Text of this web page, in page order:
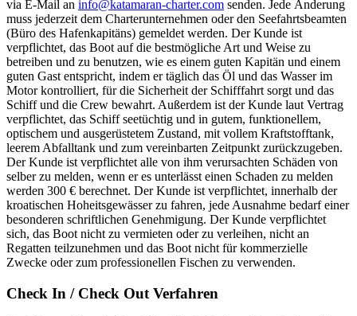
via E-Mail an info@katamaran-charter.com senden. Jede Änderung
muss jederzeit dem Charterunternehmen oder den Seefahrtsbeamten
(Büro des Hafenkapitäns) gemeldet werden. Der Kunde ist
verpflichtet, das Boot auf die bestmögliche Art und Weise zu
betreiben und zu benutzen, wie es einem guten Kapitän und einem
guten Gast entspricht, indem er täglich das Öl und das Wasser im
Motor kontrolliert, für die Sicherheit der Schifffahrt sorgt und das
Schiff und die Crew bewahrt. Außerdem ist der Kunde laut Vertrag
verpflichtet, das Schiff seetüchtig und in gutem, funktionellem,
optischem und ausgerüstetem Zustand, mit vollem Kraftstofftank,
leerem Abfalltank und zum vereinbarten Zeitpunkt zurückzugeben.
Der Kunde ist verpflichtet alle von ihm verursachten Schäden von
selber zu melden, wenn er es unterlässt einen Schaden zu melden
werden 300 € berechnet. Der Kunde ist verpflichtet, innerhalb der
kroatischen Hoheitsgewässer zu fahren, jede Ausnahme bedarf einer
besonderen schriftlichen Genehmigung. Der Kunde verpflichtet
sich, das Boot nicht zu vermieten oder zu verleihen, nicht an
Regatten teilzunehmen und das Boot nicht für kommerzielle
Zwecke oder zum professionellen Fischen zu verwenden.
Check In / Check Out Verfahren